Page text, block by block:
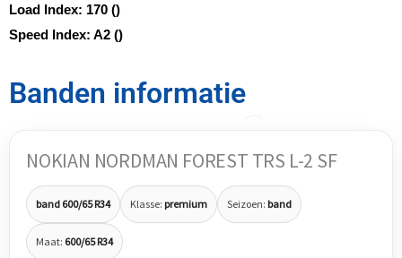
Load Index: 170 ()
Speed Index: A2 ()
Banden informatie
NOKIAN NORDMAN FOREST TRS L-2 SF
band 600/65 R34 Klasse: premium Seizoen: band
Maat: 600/65 R34